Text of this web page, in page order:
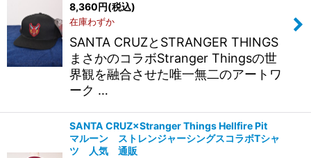
8,360円(税込)
在庫わずか
SANTA CRUZとSTRANGER THINGS
まさかのコラボStranger Thingsの世
界観を融合させた唯一無二のアートワ
ーク …
SANTA CRUZ×Stranger Things Hellfire Pit
マルーン ストレンジャーシングスコラボTシャ
ツ 人気 通販